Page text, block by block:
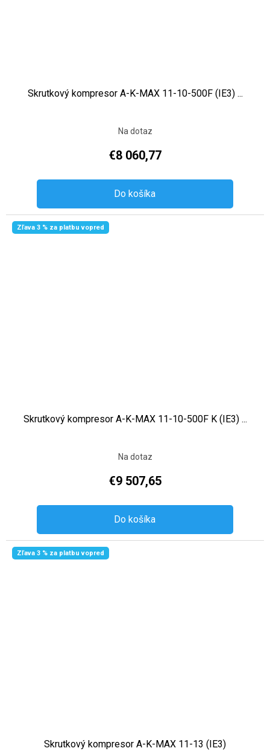
Skrutkový kompresor A-K-MAX 11-10-500F (IE3) ...
Na dotaz
€8 060,77
Do košíka
Zľava 3 % za platbu vopred
Skrutkový kompresor A-K-MAX 11-10-500F K (IE3) ...
Na dotaz
€9 507,65
Do košíka
Zľava 3 % za platbu vopred
Skrutkový kompresor A-K-MAX 11-13 (IE3)